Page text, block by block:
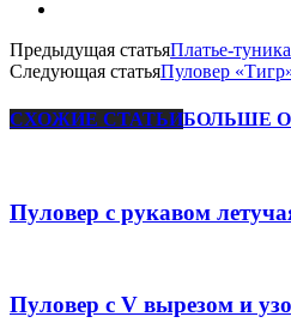
Предыдущая статьяПлатье-
Следующая статьяПуловер
СХОЖИЕ СТАТЬИБОЛЬШЕ
Пуловер с рукавом
Пуловер с V вырезом и